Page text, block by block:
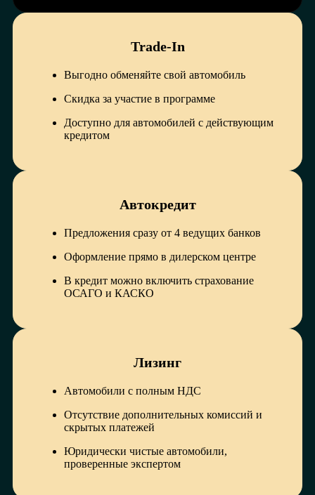
Trade-In
Выгодно обменяйте свой автомобиль
Скидка за участие в программе
Доступно для автомобилей с действующим
кредитом
Автокредит
Предложения сразу от 4 ведущих банков
Оформление прямо в дилерском центре
В кредит можно включить страхование
ОСАГО и КАСКО
Лизинг
Автомобили с полным НДС
Отсутствие дополнительных комиссий и
скрытых платежей
Юридически чистые автомобили,
проверенные экспертом